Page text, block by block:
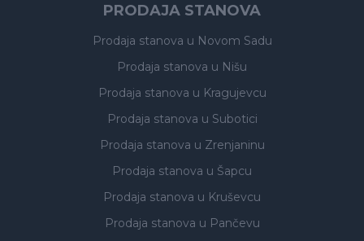
PRODAJA STANOVA
Prodaja stanova u Novom Sadu
Prodaja stanova u Nišu
Prodaja stanova u Kragujevcu
Prodaja stanova u Subotici
Prodaja stanova u Zrenjaninu
Prodaja stanova u Šapcu
Prodaja stanova u Kruševcu
Prodaja stanova u Pančevu